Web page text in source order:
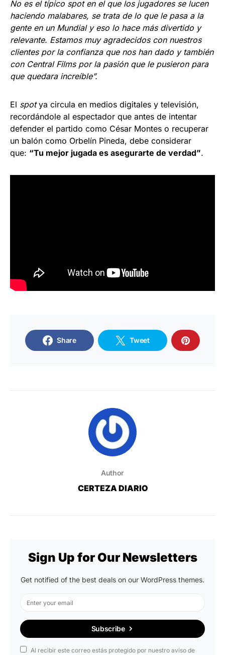
No es el típico spot en el que los jugadores se lucen
haciendo malabares, se trata de lo que le pasa a la
gente en un Mundial y eso lo hace más divertido y
relevante. Estamos muy agradecidos con nuestros
clientes por la confianza que nos han dado y también
con Central Films por la pasión que le pusieron para
que quedara increíble”.
El spotya circula en medios digitales y televisión,
recordándole al espectador que antes de intentar
defender el partido ​​como César Montes o recuperar
un balón como Orbelín Pineda, debe considerar
que: “Tu mejor jugada es asegurarte de verdad”.
Share Tweet
Author
CERTEZA DIARIO
Sign Up for Our Newsletters
Get notified of the best deals on our WordPress themes.
Subscribe
Al recibir este correo estás protegido por nuestro aviso de